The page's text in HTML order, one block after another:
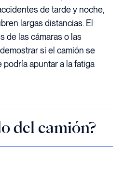
de tarde y noche,
largas distancias. El
de las cámaras o las
si el camión se
apuntar a la fatiga
del camión?